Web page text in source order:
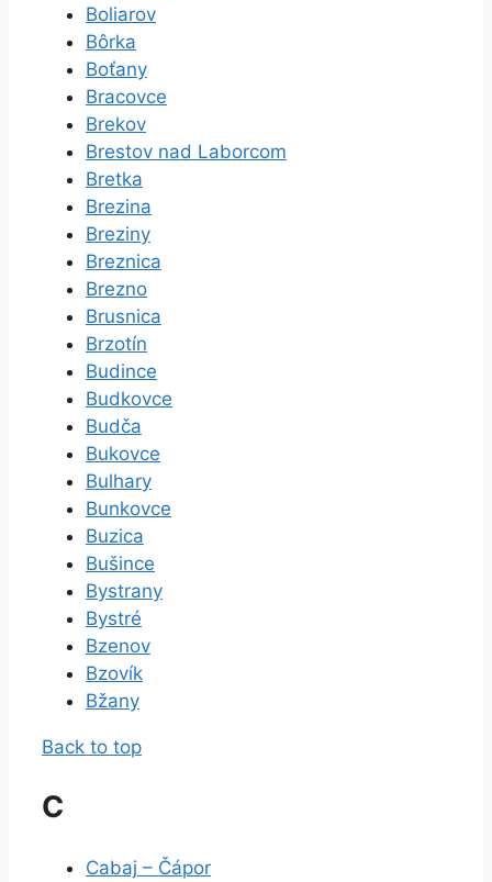
Boliarov
Bôrka
Boťany
Bracovce
Brekov
Brestov nad Laborcom
Bretka
Brezina
Breziny
Breznica
Brezno
Brusnica
Brzotín
Budince
Budkovce
Budča
Bukovce
Bulhary
Bunkovce
Buzica
Bušince
Bystrany
Bystré
Bzenov
Bzovík
Bžany
Back to top
C
Cabaj – Čápor